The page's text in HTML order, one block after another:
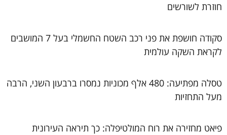
חוזרת לשורשים
סקודה חושפת את פני רכב השטח החשמלי בעל 7 המושבים
לקראת השקה עולמית
טסלה מפתיעה: 480 אלף מכוניות נמסרו ברבעון השני, הרבה
מעל התחזיות
פיאט מחזירה את רוח המולטיפלה: כך תיראה העירונית